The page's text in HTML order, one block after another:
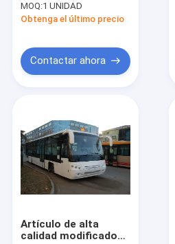
2700m m del autobús
de la rampa
MOQ:1 UNIDAD
Obtenga el último precio
Contactar ahora
Artículo de alta
calidad modificado